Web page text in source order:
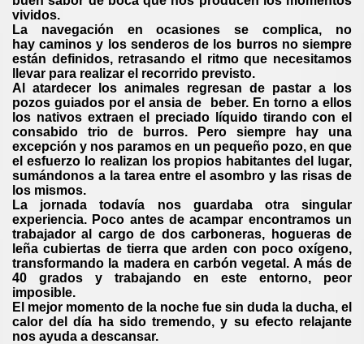
vividos.
La navegación en ocasiones se complica, no
hay caminos y los senderos de los burros no siempre
están definidos, retrasando el ritmo que necesitamos
llevar para realizar el recorrido previsto.
Al atardecer los animales regresan de pastar a los
pozos guiados por el ansia de beber. En torno a ellos
los nativos extraen el preciado líquido tirando con el
consabido trio de burros. Pero siempre hay una
excepción y nos paramos en un pequeño pozo, en que
el esfuerzo lo realizan los propios habitantes del lugar,
sumándonos a la tarea entre el asombro y las risas de
los mismos.
La jornada todavía nos guardaba otra singular
experiencia. Poco antes de acampar encontramos un
trabajador al cargo de dos carboneras, hogueras de
leña cubiertas de tierra que arden con poco oxígeno,
transformando la madera en carbón vegetal. A más de
40 grados y trabajando en este entorno, peor
imposible.
El mejor momento de la noche fue sin duda la ducha, el
calor del día ha sido tremendo, y su efecto relajante
nos ayuda a descansar.